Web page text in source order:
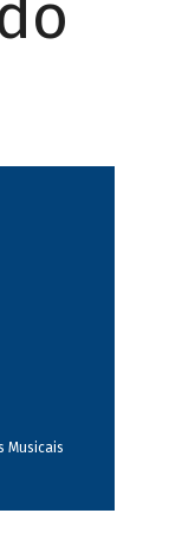
Musicais